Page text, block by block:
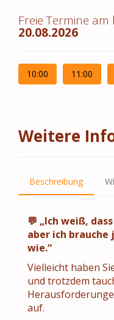
Freie Termine am
20.08.2026
10:00 11:00
Weitere
Beschreibung
💬 „Ich weiß,
aber ich
wie.“
Vielleicht haben
und trotzdem
auf.